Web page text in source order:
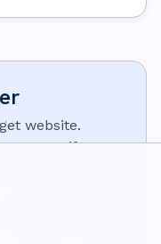
website.
iframe